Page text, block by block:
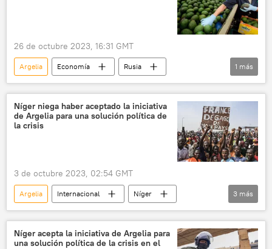
26 de octubre 2023, 16:31 GMT
Argelia Economía
Rusia
📈 Mercados y finanzas
1 más
Níger niega haber aceptado la iniciativa
de Argelia para una solución política de
la crisis
3 de octubre 2023, 02:54 GMT
Argelia Internacional
Níger
Francia
política seguridad
3 más
Níger acepta la iniciativa de Argelia para
una solución política de la crisis en el